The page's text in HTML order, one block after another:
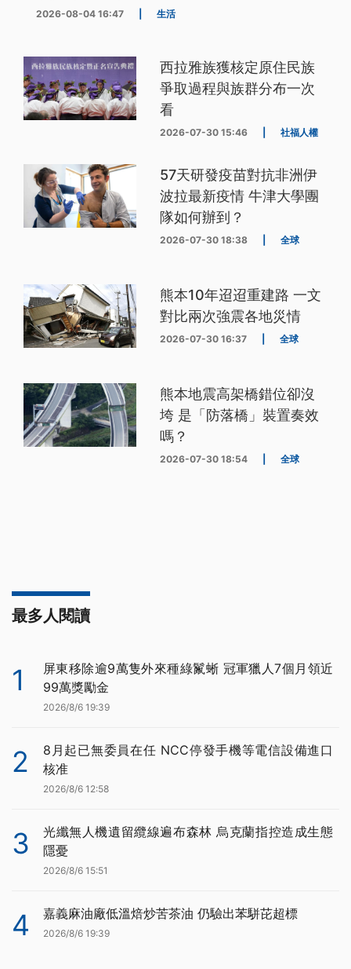
2026-08-04 16:47 生活
西拉雅族獲核定原住民族
爭取過程與族群分布一次
看
2026-07-30 15:46 社福人權
57天研發疫苗對抗非洲伊
波拉最新疫情 牛津大學團
隊如何辦到？
2026-07-30 18:38 全球
熊本10年迢迢重建路 一文
對比兩次強震各地災情
2026-07-30 16:37 全球
熊本地震高架橋錯位卻沒
垮 是「防落橋」裝置奏效
嗎？
2026-07-30 18:54 全球
最多人閱讀
1
屏東移除逾9萬隻外來種綠鬣蜥 冠軍獵人7個月領近
99萬獎勵金
2026/8/6 19:39
2
8月起已無委員在任 NCC停發手機等電信設備進口
核准
2026/8/6 12:58
3
光纖無人機遺留纜線遍布森林 烏克蘭指控造成生態
隱憂
2026/8/6 15:51
4 嘉義麻油廠低溫焙炒苦茶油 仍驗出苯駢芘超標
2026/8/6 19:39